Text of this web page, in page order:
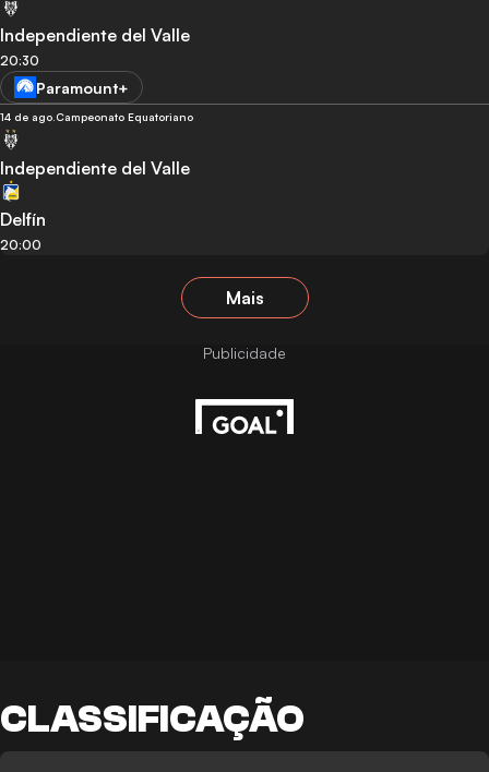
Independiente del Valle
20:30
Paramount+
14 de ago. Campeonato Equatoriano
Independiente del Valle
Delfín
20:00
Mais
CLASSIFICAÇÃO